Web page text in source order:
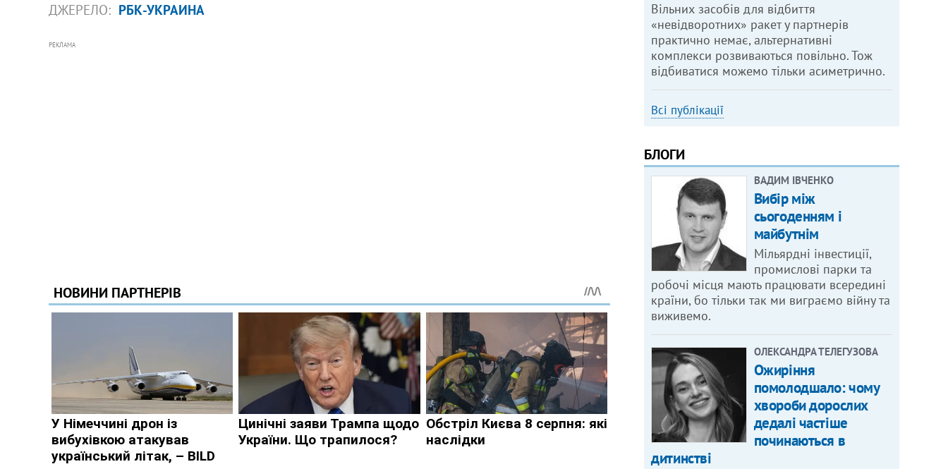
ДЖЕРЕЛО: РБК-УКРАИНА
РЕКЛАМА
Вільних засобів для відбиття
«невідворотних» ракет у партнерів
практично немає, альтернативні
комплекси розвиваються повільно. Тож
відбиватися можемо тільки асиметрично.
Всі публікації
БЛОГИ
ВАДИМ ІВЧЕНКО
Вибір між
сьогоденням і
майбутнім
Мільярдні інвестиції,
промислові парки та
робочі місця мають працювати всередині
країни, бо тільки так ми виграємо війну та
виживемо.
ОЛЕКСАНДРА ТЕЛЕГУЗОВА
Ожиріння
помолодшало: чому
хвороби дорослих
дедалі частіше
починаються в
дитинстві